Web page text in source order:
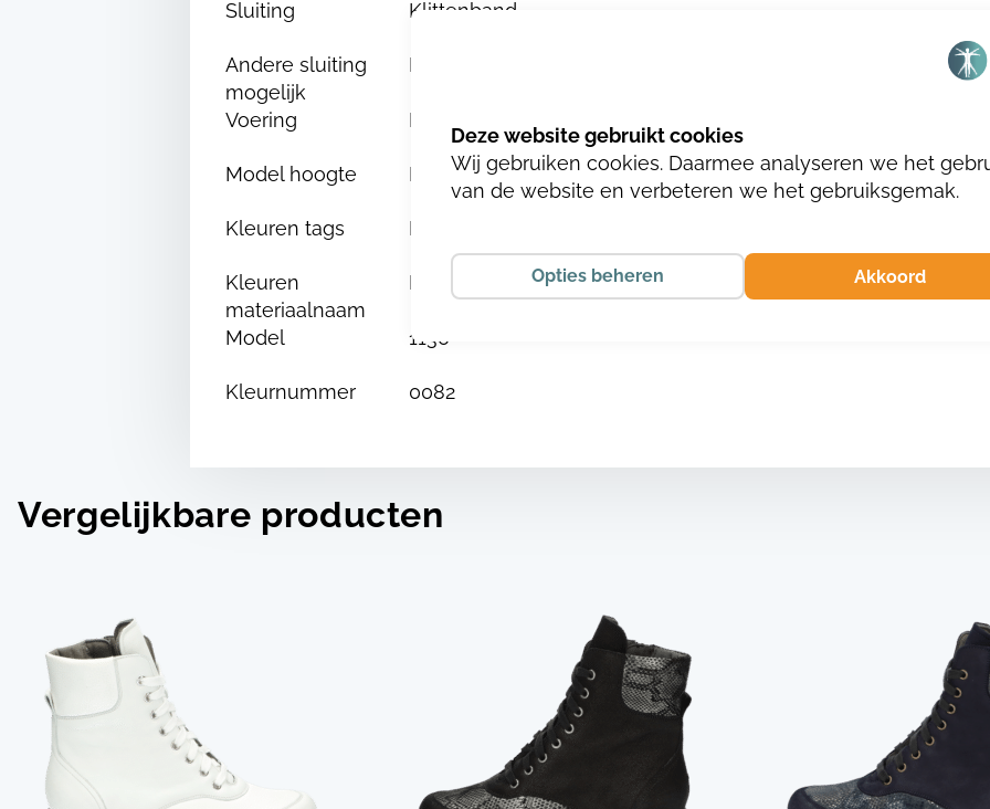
Sluiting Klittenband
Andere sluiting
mogelijk
Nee
Voering Fashmo
Model hoogte Laag
Kleuren tags Bruin
Kleuren
materiaalnaam
BRUCIATTO/T.MORO/BRUCIATTO
Model 1130
Kleurnummer 0082
Vergelijkbare producten
Wij gebruiken cookies. Daarmee analyseren we het
van de website en verbeteren we het gebruiksgemak.
Opties beheren Akkoord